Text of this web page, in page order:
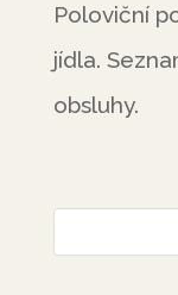
Poloviční
jídla.
obsluhy.